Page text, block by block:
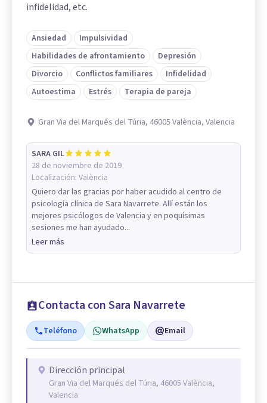
infidelidad, etc.
Ansiedad
Impulsividad
Habilidades de afrontamiento
Depresión
Divorcio
Conflictos familiares
Infidelidad
Autoestima
Estrés Terapia de pareja
Gran Via del Marqués del Túria, 46005 València, Valencia
SARA GIL
28 de noviembre de 2019
Localización: València
Quiero dar las gracias por haber acudido al centro de
psicología clínica de Sara Navarrete. Allí están los
mejores psicólogos de Valencia y en poquísimas
sesiones me han ayudado...
Leer más
Contacta con Sara Navarrete
Teléfono WhatsApp Email
Dirección principal
Gran Via del Marqués del Túria, 46005 València,
Valencia